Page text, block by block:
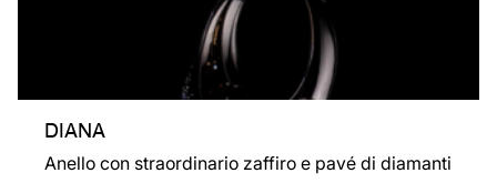
DIANA
Anello con straordinario zaffiro e pavé di diamanti